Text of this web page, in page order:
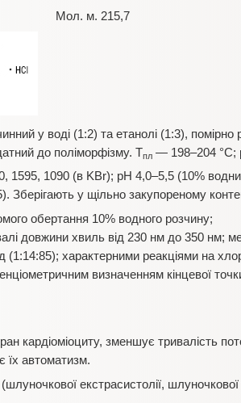
м. 215,7
у воді (1:2) та етанолі (1:3), помірно
до поліморфізму. Тпл — 198–204 °С;
1595, 1090 (в KBr); рН 4,0–5,5 (10%
Зберігають у щільно закупореному
обертання 10% водного розчину;
довжини хвиль від 230 нм до 350 нм;
характерними реакціями на
визначенням кінцевої
кардіоміоциту, зменшує тривалість
їх автоматизм.
екстрасистолії, шлуночкової